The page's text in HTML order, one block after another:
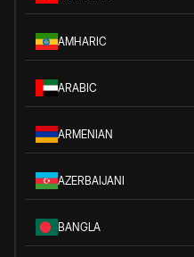
AMHARIC
ARABIC
ARMENIAN
AZERBAIJANI
BANGLA